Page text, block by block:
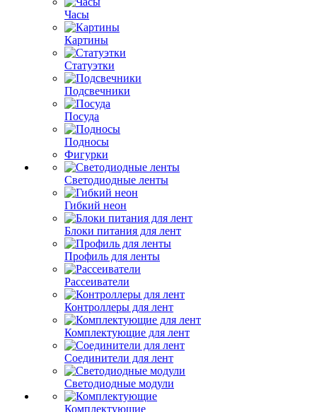
Часы
Картины
Статуэтки
Подсвечники
Посуда
Подносы
Фигурки
Светодиодные ленты
Гибкий неон
Блоки питания для лент
Профиль для ленты
Рассеиватели
Контроллеры для лент
Комплектующие для лент
Соединители для лент
Светодиодные модули
Комплектующие